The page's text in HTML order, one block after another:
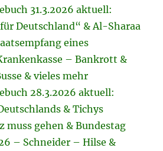
31.3.2026 aktuell:
Deutschland“ & Al-Sharaa
eines
– Bankrott &
& vieles mehr
28.3.2026 aktuell:
& Tichys
muss gehen & Bundestag
– Schneider – Hilse &